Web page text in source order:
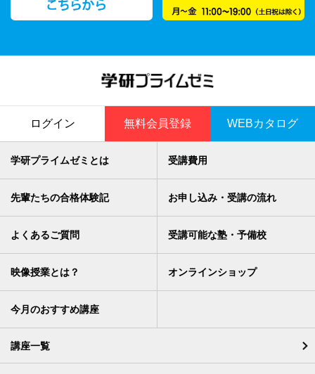
WEBカタログ
無料会員登録
ログイン
学研プライムゼミとは 受講費用
先輩たちの合格体験記 お申し込み・受講の流れ
よくあるご質問 受講可能な塾・予備校
映像授業とは？ オンラインショップ
今月のおすすめ講座
講座一覧